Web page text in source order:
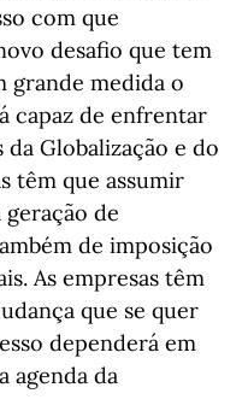
com que
desafio que tem
grande medida o
capaz de enfrentar
Globalização e do
têm que assumir
de
de imposição
As empresas têm
que se quer
dependerá em
agenda da